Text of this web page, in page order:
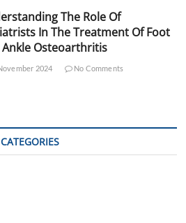
The Role Of
In The Treatment Of Foot
Osteoarthritis
2024 No Comments
CATEGORIES